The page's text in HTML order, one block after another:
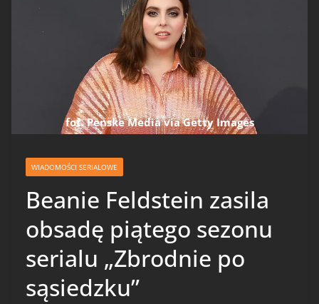
fot. Penske Media via Getty Images
WIADOMOŚCI SERIALOWE
Beanie Feldstein zasila
obsadę piątego sezonu
serialu „Zbrodnie po
sąsiedzku”